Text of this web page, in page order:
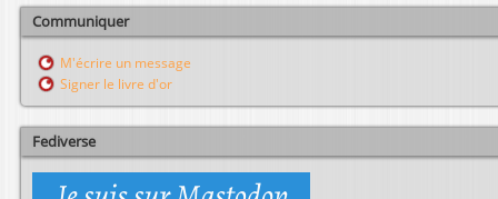
h
e
h
r
Communiquer
M'écrire un message
Signer le livre d'or
Fediverse